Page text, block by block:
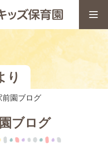
り
前園ブログ
ブログ